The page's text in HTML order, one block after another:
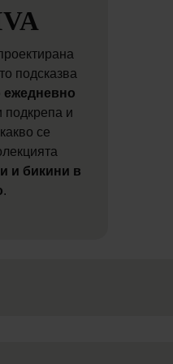
подсказва
ежедневно
подкрепа и
се
и бикини в
.